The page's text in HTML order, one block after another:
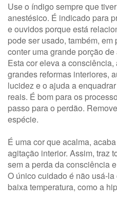
Use o índigo sempre que
anestésico. É indicado para
e ouvidos porque está
pode ser usado, também,
conter uma grande porção de
Esta cor eleva a
grandes reformas interiores,
lucidez e o ajuda a
reais. É bom para os
passo para o perdão.
espécie.
É uma cor que acalma,
agitação interior. Assim, traz
sem a perda da consciência
O único cuidado é não usá-
baixa temperatura, como a